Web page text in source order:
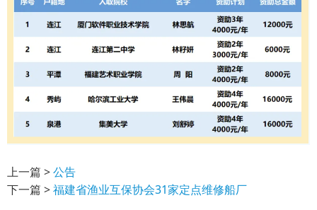
上一篇 >公告
下一篇 >福建省渔业互保协会31家定点维修船厂